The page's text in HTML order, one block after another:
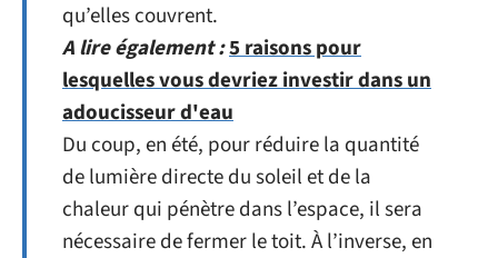
qu’elles couvrent.
A lire également :5 raisons pour
lesquelles vous devriez investir dans un
adoucisseur d'eau
Du coup, en été, pour réduire la quantité
de lumière directe du soleil et de la
chaleur qui pénètre dans l’espace, il sera
nécessaire de fermer le toit. À l’inverse, en